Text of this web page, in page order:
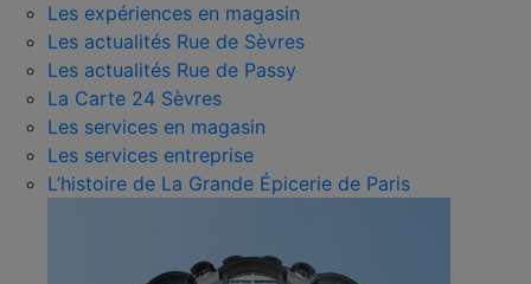
Les expériences en magasin
Les actualités Rue de Sèvres
Les actualités Rue de Passy
La Carte 24 Sèvres
Les services en magasin
Les services entreprise
L’histoire de La Grande Épicerie de Paris